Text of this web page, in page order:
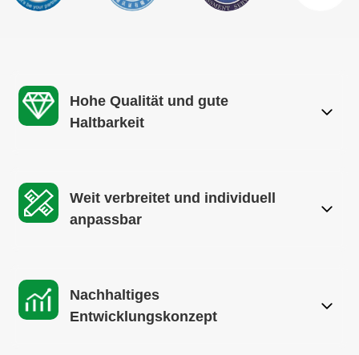
Hohe Qualität und gute
Haltbarkeit
Weit verbreitet und individuell
anpassbar
Nachhaltiges
Entwicklungskonzept